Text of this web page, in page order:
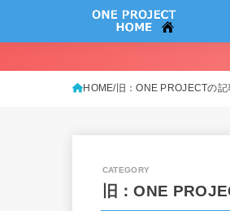
HOME 旧：ONE PROJECTの記
旧：ONE